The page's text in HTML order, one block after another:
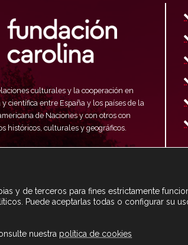
culturales y la cooperación en
científica entre España y los países de la
de Naciones y con otros con
históricos, culturales y geográficos.
y de terceros para fines estrictamente
Puede aceptarlas todas o configurar su
nuestra política de cookies